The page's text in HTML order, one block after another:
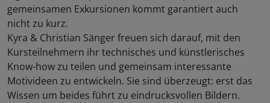
gemeinsamen Exkursionen kommt garantiert auch
nicht zu kurz.
Kyra & Christian Sänger freuen sich darauf, mit den
Kursteilnehmern ihr technisches und künstlerisches
Know-how zu teilen und gemeinsam interessante
Motivideen zu entwickeln. Sie sind überzeugt: erst das
Wissen um beides führt zu eindrucksvollen Bildern.